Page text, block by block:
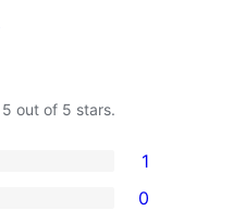
5 out of 5 stars.
1
0